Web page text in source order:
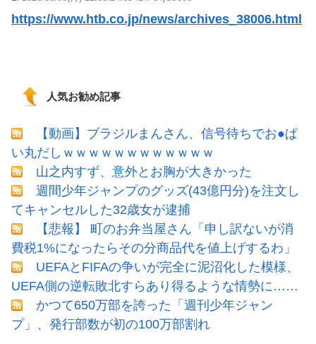
https://www.htb.co.jp/news/archives_38006.html
人気お勧め記事
【動画】ブラジルまんさん、信号待ちでお●ぱ
い丸だしｗｗｗｗｗｗｗｗｗｗｗｗ
山之内すず、意外とお胸が大きかった
週間少年ジャンプのグッズ(43億円分)を注文し
てキャンセルした32歳女が逮捕
【悲報】 町のお弁当屋さん「申し訳ないが消
費税1%になったらその分商品代を値上げするわ」
UEFAとFIFAの争いが完全に泥沼化した模様、
UEFA側の逆転敗北すらあり得るような情勢に……
かつて650万部を誇った「週刊少年ジャン
プ」、発行部数が初の100万部割れ